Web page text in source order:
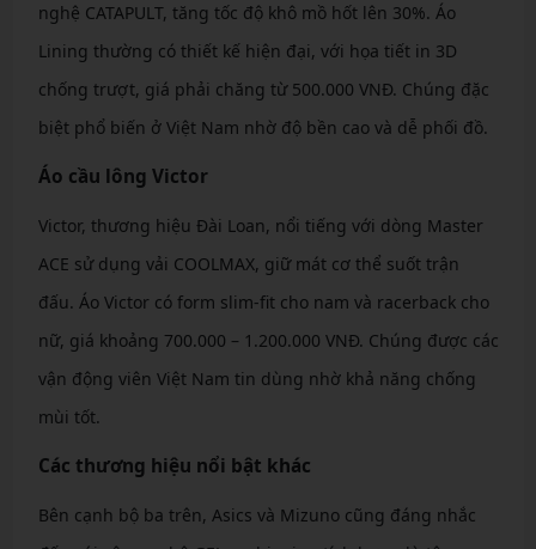
nghệ CATAPULT, tăng tốc độ khô mồ hốt lên 30%. Áo
Lining thường có thiết kế hiện đại, với họa tiết in 3D
chống trượt, giá phải chăng từ 500.000 VNĐ. Chúng đặc
biệt phổ biến ở Việt Nam nhờ độ bền cao và dễ phối đồ.
Áo cầu lông Victor
Victor, thương hiệu Đài Loan, nổi tiếng với dòng Master
ACE sử dụng vải COOLMAX, giữ mát cơ thể suốt trận
đấu. Áo Victor có form slim-fit cho nam và racerback cho
nữ, giá khoảng 700.000 – 1.200.000 VNĐ. Chúng được các
vận động viên Việt Nam tin dùng nhờ khả năng chống
mùi tốt.
Các thương hiệu nổi bật khác
Bên cạnh bộ ba trên, Asics và Mizuno cũng đáng nhắc